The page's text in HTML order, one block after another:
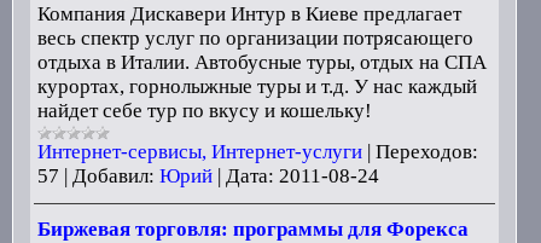
Компания Дискавери Интур в Киеве предлагает
весь спектр услуг по организации потрясающего
отдыха в Италии. Автобусные туры, отдых на СПА
курортах, горнолыжные туры и т.д. У нас каждый
найдет себе тур по вкусу и кошельку!
Интернет-сервисы, Интернет-услуги| Переходов:
57 | Добавил: Юрий | Дата: 2011-08-24
Биржевая торговля: программы для Форекса